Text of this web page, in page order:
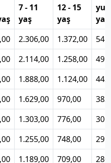
7 - 11
yaş
12 - 15
yaş
yaş
2.306,00 1.372,00
2.114,00 1.258,00
1.888,00 1.124,00
1.629,00 970,00
1.303,00 776,00
1.255,00 748,00
1.189,00 709,00